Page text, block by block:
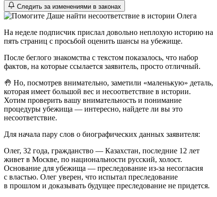
Следить за изменениями в законах
На неделе подписчик прислал довольно неплохую историю на
пять страниц с просьбой оценить шансы на убежище.
После беглого знакомства с текстом показалось, что набор
фактов, на которые ссылается заявитель, просто отличный.
🤚 Но, посмотрев внимательно, заметили «маленькую» деталь,
которая имеет большой вес и несоответствие в истории.
Хотим проверить вашу внимательность и понимание
процедуры убежища — интересно, найдете ли вы это
несоответствие.
Для начала пару слов о биографических данных заявителя:
Олег, 32 года, гражданство — Казахстан, последние 12 лет
живет в Москве, по национальности русский, холост.
Основание для убежища — преследование из-за несогласия
с властью. Олег уверен, что испытал преследование
в прошлом и доказывать будущее преследование не придется.